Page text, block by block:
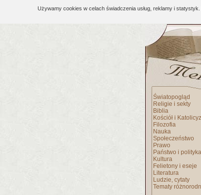
Używamy cookies w celach świadczenia usług, reklamy i
Światopogląd
Religie i sekty
Biblia
Kościół i
Filozofia
Nauka
Społeczeństwo
Prawo
Państwo i polityka
Kultura
Felietony i eseje
Literatura
Ludzie, cytaty
Tematy